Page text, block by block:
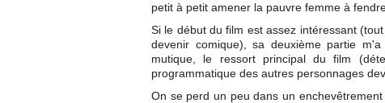
petit à petit amener la pauvre femme à
Si le début du film est assez intéressant
devenir comique), sa deuxième partie
mutique, le ressort principal du film
programmatique des autres personnages
On se perd un peu dans un